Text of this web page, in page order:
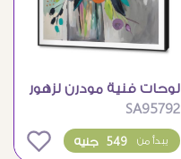
لوحات فنية مودرن لزهور
ملونة في فازة
SA95792
549 جنيه يبدأ من